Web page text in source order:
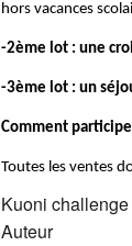
hors vacances
-2ème lot : une
-3ème lot : un
Comment
Toutes les ventes
Kuoni
Auteur